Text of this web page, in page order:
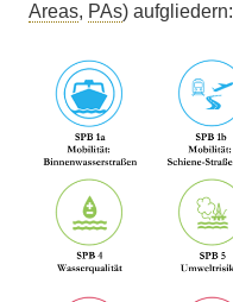
Areas, PAs) aufgliedern: